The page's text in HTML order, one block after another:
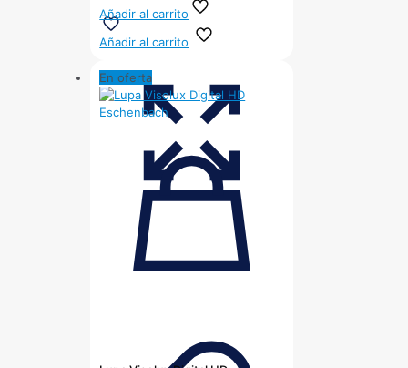
Añadir al carrito
Añadir al carrito
En oferta